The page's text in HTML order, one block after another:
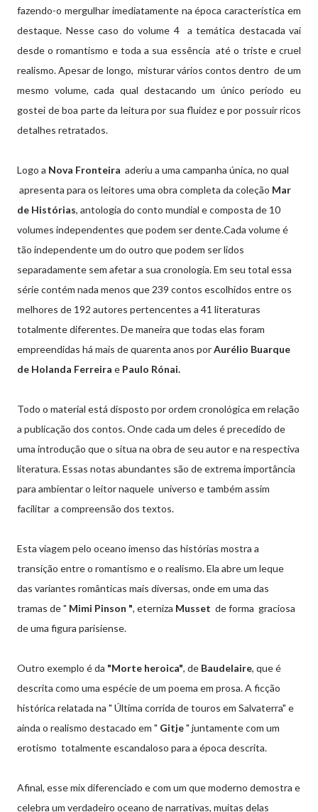
fazendo-o mergulhar imediatamente na época característica em
destaque. Nesse caso do volume 4 a temática destacada vai
desde o romantismo e toda a sua essência até o triste e cruel
realismo. Apesar de longo, misturar vários contos dentro de um
mesmo volume, cada qual destacando um único período eu
gostei de boa parte da leitura por sua fluidez e por possuir ricos
detalhes retratados.
Logo a Nova Fronteira aderiu a uma campanha única, no qual
apresenta para os leitores uma obra completa da coleção Mar
de Histórias, antologia do conto mundial e composta de 10
volumes independentes que podem ser dente.Cada volume é
tão independente um do outro que podem ser lidos
separadamente sem afetar a sua cronologia. Em seu total essa
série contém nada menos que 239 contos escolhidos entre os
melhores de 192 autores pertencentes a 41 literaturas
totalmente diferentes. De maneira que todas elas foram
empreendidas há mais de quarenta anos porAurélio Buarque
de Holanda Ferreira e Paulo Rónai.
Todo o material está disposto por ordem cronológica em relação
a publicação dos contos. Onde cada um deles é precedido de
uma introdução que o situa na obra de seu autor e na respectiva
literatura. Essas notas abundantes são de extrema importância
para ambientar o leitor naquele universo e também assim
facilitar a compreensão dos textos.
Esta viagem pelo oceano imenso das histórias mostra a
transição entre o romantismo e o realismo. Ela abre um leque
das variantes românticas mais diversas, onde em uma das
tramas de " Mimi Pinson ", eterniza Musset de forma graciosa
de uma figura parisiense.
Outro exemplo é da "Morte heroica", de Baudelaire, que é
descrita como uma espécie de um poema em prosa. A ficção
histórica relatada na " Última corrida de touros em Salvaterra" e
ainda o realismo destacado em " Gitje" juntamente com um
erotismo totalmente escandaloso para a época descrita.
Afinal, esse mix diferenciado e com um que moderno demostra e
celebra um verdadeiro oceano de narrativas, muitas delas